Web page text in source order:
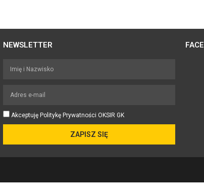
NEWSLETTER
Akceptuję Politykę Prywatności OKSIR GK
ZAPISZ SIĘ